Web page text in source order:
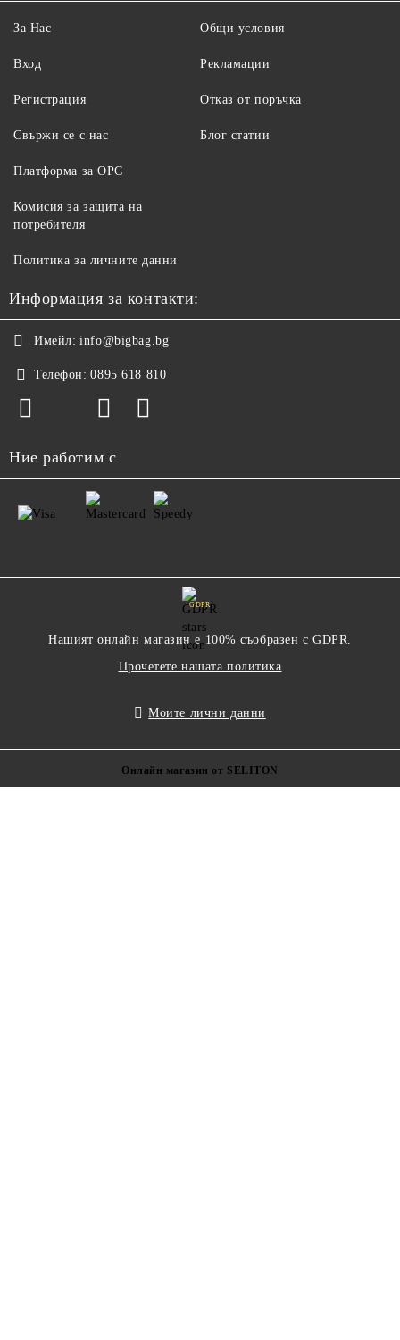
За Нас
Вход
Регистрация
Свържи се с нас
Общи условия
Рекламации
Отказ от поръчка
Блог статии
Платформа за ОРС
Комисия за защита на
потребителя
Политика за личните данни
Информация за контакти:
Имейл: info@bigbag.bg
Телефон: 0895 618 810
Ние работим с
GDPR
Нашият онлайн магазин е 100% съобразен с GDPR.
Прочетете нашата политика
Моите лични данни
Онлайн магазин от SELITON